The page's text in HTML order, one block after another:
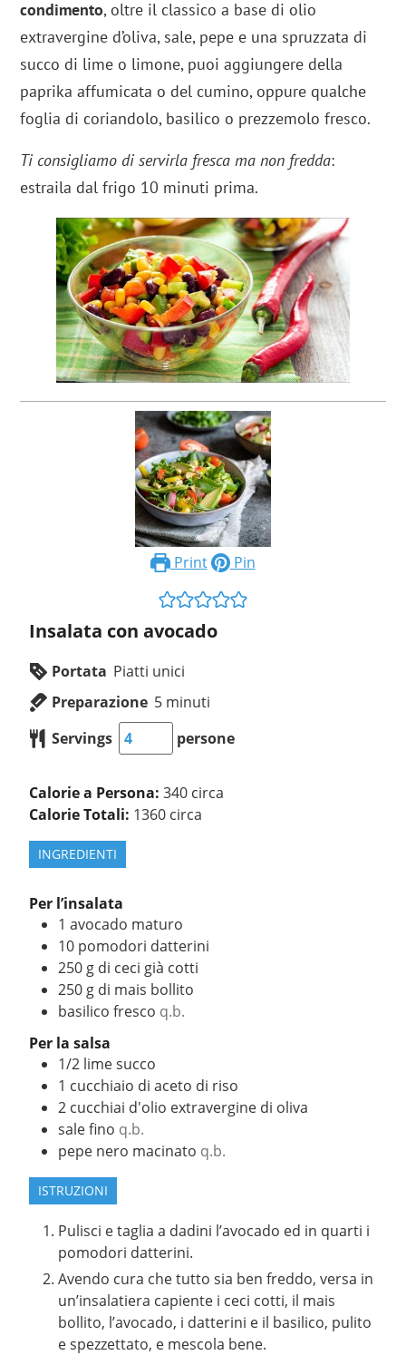
condimento, oltre il classico a base di olio
extravergine d’oliva, sale, pepe e una spruzzata di
succo di lime o limone, puoi aggiungere della
paprika affumicata o del cumino, oppure qualche
foglia di coriandolo, basilico o prezzemolo fresco.
Ti consigliamo di servirla fresca ma non fredda:
estraila dal frigo 10 minuti prima.
Print Pin
Insalata con avocado
Portata Piatti unici
Preparazione 5 minuti
Servings
persone
Calorie a Persona:340 circa
Calorie Totali: 1360 circa
INGREDIENTI
Per l’insalata
1 avocado maturo
10 pomodori datterini
250 g di ceci già cotti
250 g di mais bollito
basilico fresco q.b.
Per la salsa
1/2 lime succo
1 cucchiaio di aceto di riso
2 cucchiai d'olio extravergine di oliva
sale fino q.b.
pepe nero macinato q.b.
ISTRUZIONI
Pulisci e taglia a dadini l’avocado ed in quarti i
pomodori datterini.
Avendo cura che tutto sia ben freddo, versa in
un’insalatiera capiente i ceci cotti, il mais
bollito, l’avocado, i datterini e il basilico, pulito
e spezzettato, e mescola bene.